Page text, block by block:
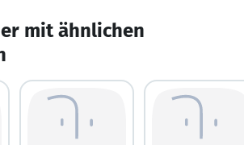
mit ähnlichen